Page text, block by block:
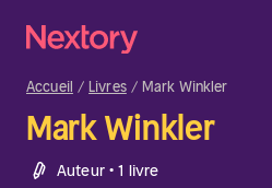
Accueil Livres Mark Winkler
Mark Winkler
Auteur • 1 livre